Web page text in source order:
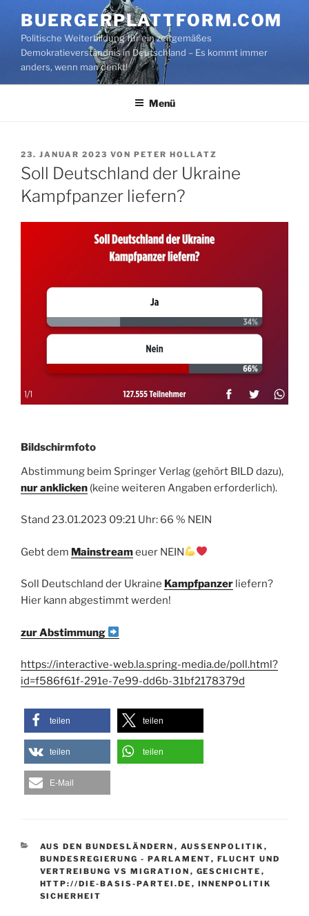
Inhalt
springen
BUERGERPLATTFORM.COM
Politische Weiterbildung für ein zeitgemäßes
Demokratieverständnis in Deutschland – Es kommt immer
anders, wenn man denkt!
Menü
VERÖFFENTLICHT
AM
23. JANUAR 2023 VON PETER HOLLATZ
Soll Deutschland der Ukraine
Kampfpanzer liefern?
Bildschirmfoto
Abstimmung beim Springer Verlag (gehört BILD dazu),
nur anklicken (keine weiteren Angaben erforderlich).
Stand 23.01.2023 09:21 Uhr: 66 % NEIN
Gebt dem Mainstreameuer NEIN
Soll Deutschland der Ukraine Kampfpanzer liefern?
Hier kann abgestimmt werden!
zur Abstimmung
https://interactive-web.la.spring-media.de/poll.html?
id=f586f61f-291e-7e99-dd6b-31bf2178379d
teilen teilen
teilen teilen
E-Mail
KATEGORIEN
AUS DEN BUNDESLÄNDERN , AUSSENPOLITIK
,
BUNDESREGIERUNG - PARLAMENT, FLUCHT UND
VERTREIBUNG VS MIGRATION , GESCHICHTE ,
HTTP://DIE-BASIS-PARTEI.DE , INNENPOLITIK
SICHERHEIT